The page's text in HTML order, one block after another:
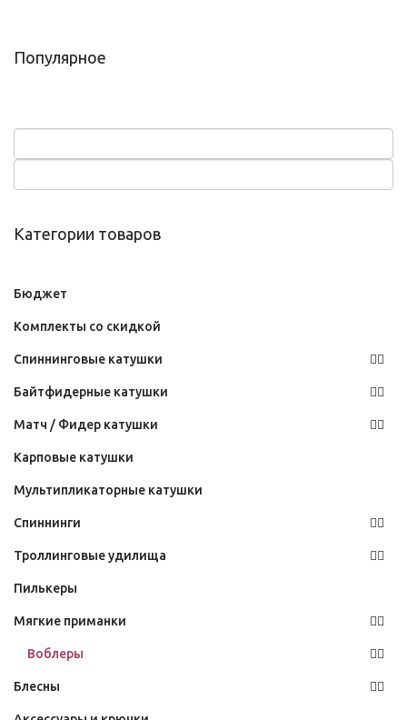
Популярное
Категории товаров
Бюджет
Комплекты со скидкой
Спиннинговые катушки
Байтфидерные катушки
Матч / Фидер катушки
Карповые катушки
Мультипликаторные катушки
Спиннинги
Троллинговые удилища
Пилькеры
Мягкие приманки
Воблеры
Блесны